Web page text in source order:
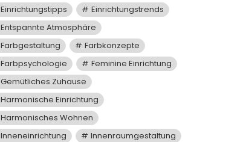
Einrichtungstipps
Einrichtungstrends
Entspannte Atmosphäre
Farbgestaltung
Farbkonzepte
Farbpsychologie
Feminine Einrichtung
Gemütliches Zuhause
Harmonische Einrichtung
Harmonisches Wohnen
Inneneinrichtung
Innenraumgestaltung